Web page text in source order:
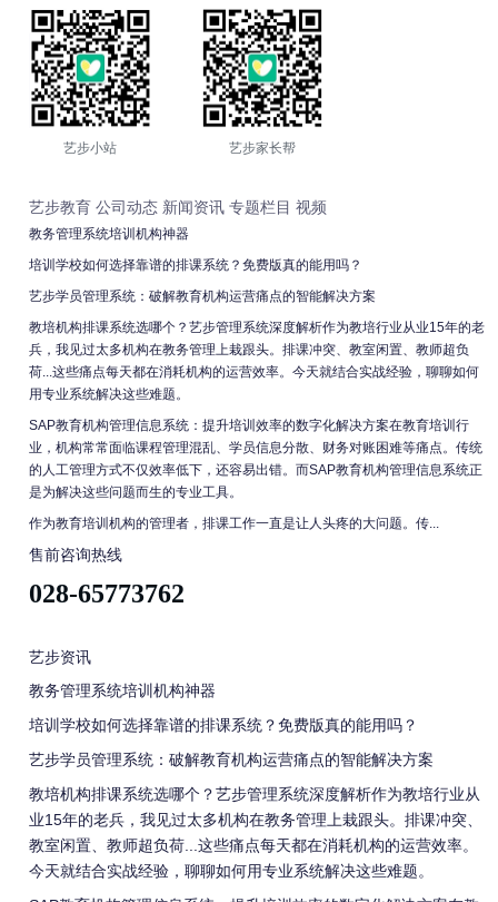
艺步小站 艺步家长帮
艺步教育 公司动态 新闻资讯 专题栏目 视频
教务管理系统培训机构神器
培训学校如何选择靠谱的排课系统？免费版真的能用吗？
艺步学员管理系统：破解教育机构运营痛点的智能解决方案
教培机构排课系统选哪个？艺步管理系统深度解析作为教培行业从业15年的老
兵，我见过太多机构在教务管理上栽跟头。排课冲突、教室闲置、教师超负
荷...这些痛点每天都在消耗机构的运营效率。今天就结合实战经验，聊聊如何
用专业系统解决这些难题。
SAP教育机构管理信息系统：提升培训效率的数字化解决方案在教育培训行
业，机构常常面临课程管理混乱、学员信息分散、财务对账困难等痛点。传统
的人工管理方式不仅效率低下，还容易出错。而SAP教育机构管理信息系统正
是为解决这些问题而生的专业工具。
作为教育培训机构的管理者，排课工作一直是让人头疼的大问题。传...
售前咨询热线
028-65773762
艺步资讯
教务管理系统培训机构神器
培训学校如何选择靠谱的排课系统？免费版真的能用吗？
艺步学员管理系统：破解教育机构运营痛点的智能解决方案
教培机构排课系统选哪个？艺步管理系统深度解析作为教培行业从
业15年的老兵，我见过太多机构在教务管理上栽跟头。排课冲突、
教室闲置、教师超负荷...这些痛点每天都在消耗机构的运营效率。
今天就结合实战经验，聊聊如何用专业系统解决这些难题。